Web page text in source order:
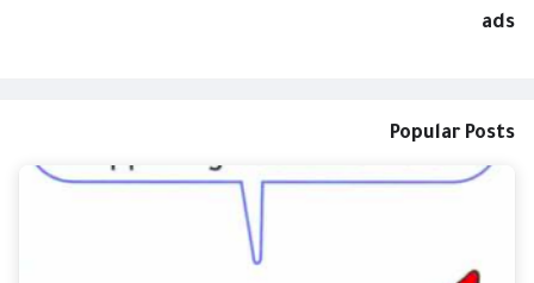
ads
Popular Posts